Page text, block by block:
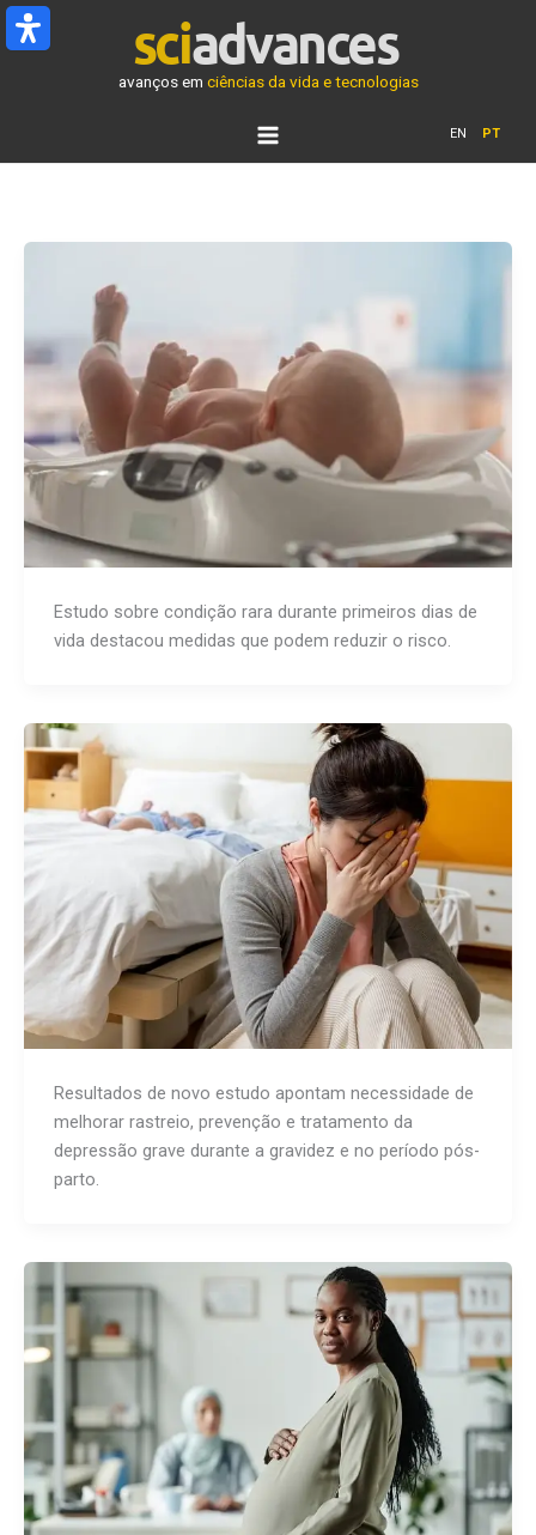
Ir
para
avanços em ciências da vida e tecnologias
EN PT
Estudo sobre condição rara durante primeiros dias de
vida destacou medidas que podem reduzir o risco.
Resultados de novo estudo apontam necessidade de
melhorar rastreio, prevenção e tratamento da
depressão grave durante a gravidez e no período pós-
parto.